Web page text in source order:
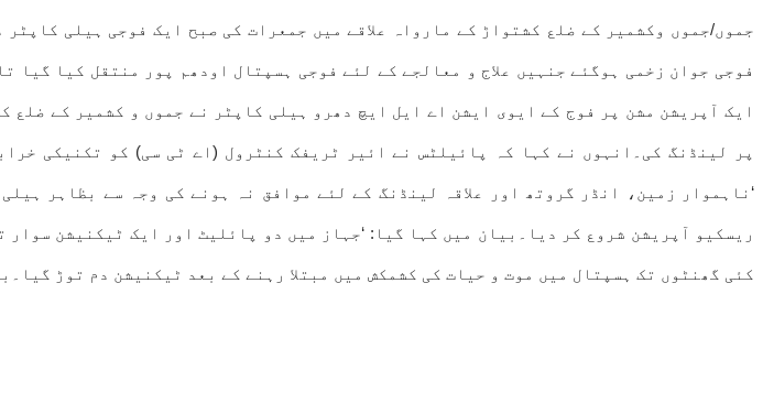
جموں/جموں وکشمیر کے ضلع کشتواڑ کے مارواہ علاقے میں جمعرات کی صبح ایک فوجی ہیلی
فوجی جوان زخمی ہوگئے جنہیں علاج و معالجے کے لئے فوجی ہسپتال اودھم پور منتقل کیا
ایک آپریشن مشن پر فوج کے ایوی ایشن اے ایل ایچ دھرو ہیلی کاپٹر نے جموں و کشمیر کے
پر لینڈنگ کی۔انہوں نے کہا کہ پائیلٹس نے ائیر ٹریفک کنٹرول (اے ٹی سی) کو تکنیکی
‘ناہموار زمین، انڈر گروتھ اور علاقہ لینڈنگ کے لئے موافق نہ ہونے کی وجہ سے بظاہر
ریسکیو آپریشن شروع کر دیا۔بیان میں کہا گیا: ‘جہاز میں دو پائلیٹ اور ایک ٹیکنیشن
کئی گھنٹوں تک ہسپتال میں موت و حیات کی کشمکش میں مبتلا رہنے کے بعد ٹیکنیشن دم توڑ